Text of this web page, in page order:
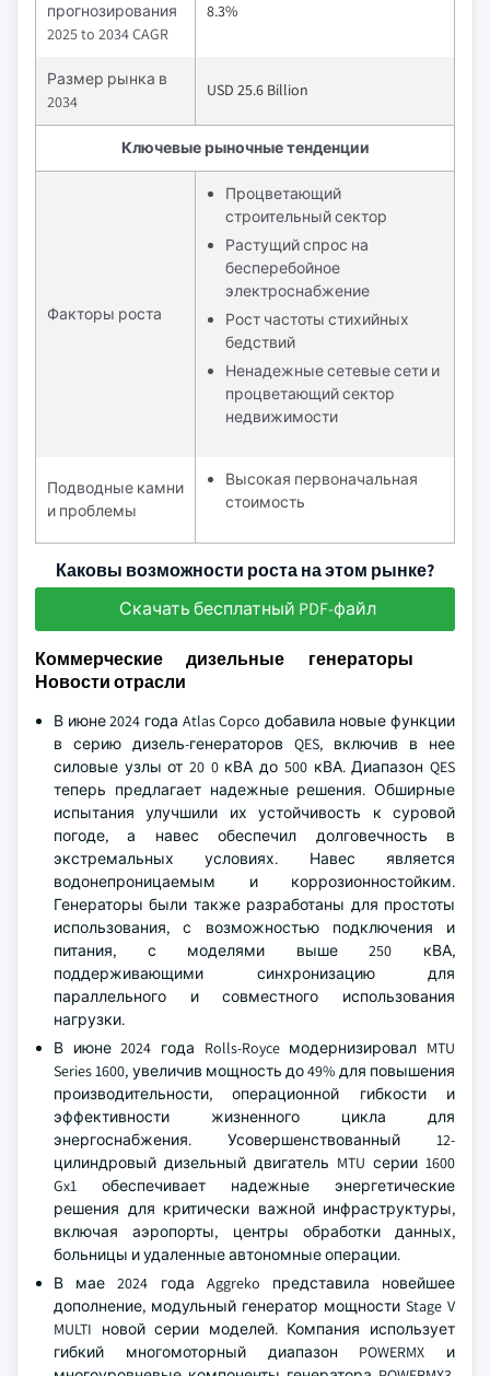
прогнозирования
2025 to 2034 CAGR
8.3%
Размер рынка в
2034
USD 25.6 Billion
Ключевые рыночные тенденции
Факторы роста
Процветающий
строительный сектор
Растущий спрос на
бесперебойное
электроснабжение
Рост частоты стихийных
бедствий
Ненадежные сетевые сети и
процветающий сектор
недвижимости
Подводные камни
и проблемы
Высокая первоначальная
стоимость
Каковы возможности роста на этом рынке?
Скачать бесплатный PDF-файл
Коммерческие дизельные генераторы
Новости отрасли
В июне 2024 года Atlas Copco добавила новые функции
в серию дизель-генераторов QES, включив в нее
силовые узлы от 20 0 кВА до 500 кВА. Диапазон QES
теперь предлагает надежные решения. Обширные
испытания улучшили их устойчивость к суровой
погоде, а навес обеспечил долговечность в
экстремальных условиях. Навес является
водонепроницаемым и коррозионностойким.
Генераторы были также разработаны для простоты
использования, с возможностью подключения и
питания, с моделями выше 250 кВА,
поддерживающими синхронизацию для
параллельного и совместного использования
нагрузки.
В июне 2024 года Rolls-Royce модернизировал MTU
Series 1600, увеличив мощность до 49% для повышения
производительности, операционной гибкости и
эффективности жизненного цикла для
энергоснабжения. Усовершенствованный 12-
цилиндровый дизельный двигатель MTU серии 1600
Gx1 обеспечивает надежные энергетические
решения для критически важной инфраструктуры,
включая аэропорты, центры обработки данных,
больницы и удаленные автономные операции.
В мае 2024 года Aggreko представила новейшее
дополнение, модульный генератор мощности Stage V
MULTI новой серии моделей. Компания использует
гибкий многомоторный диапазон POWERMX и